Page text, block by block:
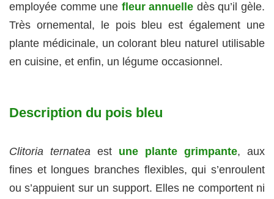
employée comme une fleur annuelle dès qu’il gèle.
Très ornemental, le pois bleu est également une
plante médicinale, un colorant bleu naturel utilisable
en cuisine, et enfin, un légume occasionnel.
Description du pois bleu
Clitoria ternatea est une plante grimpante, aux
fines et longues branches flexibles, qui s’enroulent
ou s’appuient sur un support. Elles ne comportent ni